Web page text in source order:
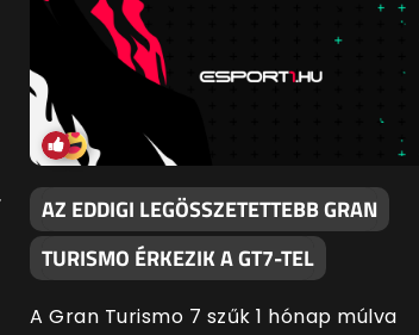
AZ EDDIGI LEGÖSSZETETTEBB GRAN
TURISMO ÉRKEZIK A GT7-TEL
A Gran Turismo 7 szűk 1 hónap múlva